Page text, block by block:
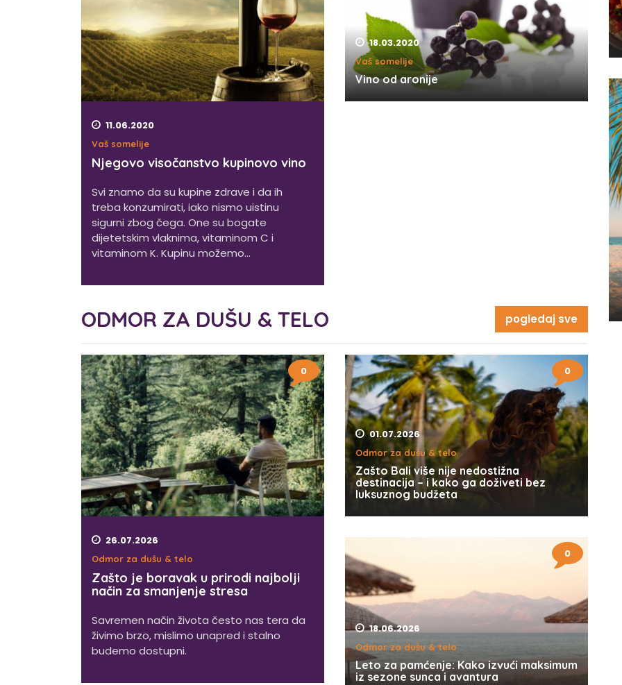
11.06.2020
Vaš somelije
Njegovo visočanstvo kupinovo vino
Svi znamo da su kupine zdrave i da ih
treba konzumirati, iako nismo uistinu
sigurni zbog čega. One su bogate
dijetetskim vlaknima, vitaminom C i
vitaminom K. Kupinu možemo...
18.03.2020
Vaš somelije
Vino od aronije
ODMOR ZA DUŠU & TELO pogledaj sve
0
26.07.2026
Odmor za dušu & telo
Zašto je boravak u prirodi najbolji
način za smanjenje stresa
Savremen način života često nas tera da
živimo brzo, mislimo unapred i stalno
budemo dostupni.
0
01.07.2026
Odmor za dušu & telo
Zašto Bali više nije nedostižna
destinacija – i kako ga doživeti bez
luksuznog budžeta
0
18.06.2026
Odmor za dušu & telo
Leto za pamćenje: Kako izvući maksimum
iz sezone sunca i avantura